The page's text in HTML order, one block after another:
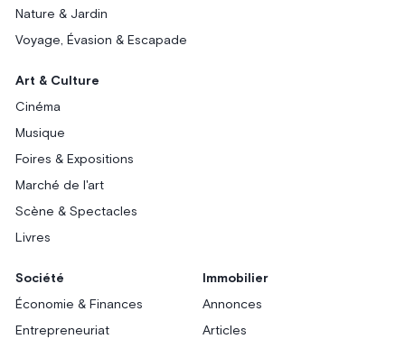
Nature & Jardin
Voyage, Évasion & Escapade
Art & Culture
Cinéma
Musique
Foires & Expositions
Marché de l'art
Scène & Spectacles
Livres
Société
Économie & Finances
Entrepreneuriat
Immobilier
Annonces
Articles